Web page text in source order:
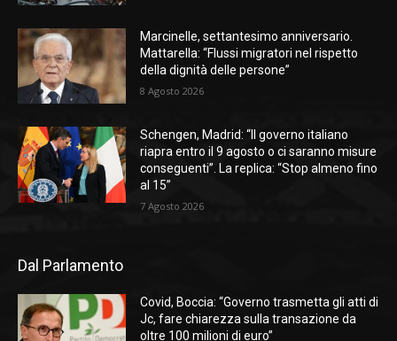
Marcinelle, settantesimo anniversario.
Mattarella: “Flussi migratori nel rispetto
della dignità delle persone”
8 Agosto 2026
Schengen, Madrid: “Il governo italiano
riapra entro il 9 agosto o ci saranno misure
conseguenti”. La replica: “Stop almeno fino
al 15”
7 Agosto 2026
Dal Parlamento
Covid, Boccia: “Governo trasmetta gli atti di
Jc, fare chiarezza sulla transazione da
oltre 100 milioni di euro”